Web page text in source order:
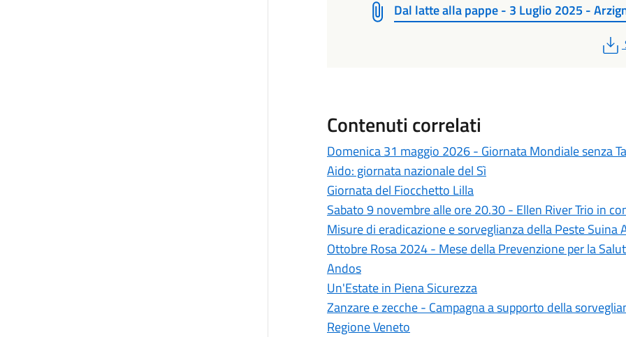
Dal latte alla pappe - 3 Luglio 2025 -
Contenuti correlati
Domenica 31 maggio 2026 - Giornata Mondiale senza
Aido: giornata nazionale del Sì
Giornata del Fiocchetto Lilla
Sabato 9 novembre alle ore 20.30 - Ellen River Trio in
Misure di eradicazione e sorveglianza della Peste Suina
Ottobre Rosa 2024 - Mese della Prevenzione per la
Andos
Un'Estate in Piena Sicurezza
Zanzare e zecche - Campagna a supporto della
Regione Veneto